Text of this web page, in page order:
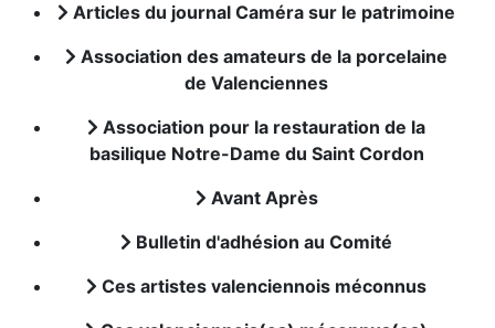
Articles du journal Caméra sur le patrimoine
Association des amateurs de la porcelaine
de Valenciennes
Association pour la restauration de la
basilique Notre-Dame du Saint Cordon
Avant Après
Bulletin d'adhésion au Comité
Ces artistes valenciennois méconnus